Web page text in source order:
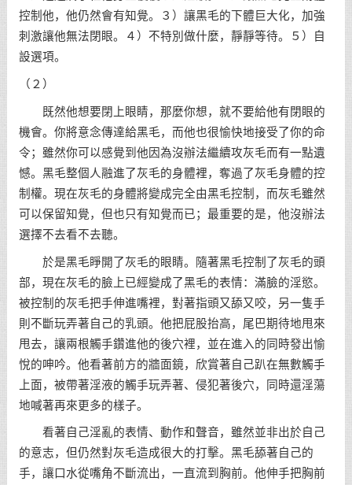
控制他，他仍然會有知覺。３）讓黑毛的下體巨大化，加強
刺激讓他無法閉眼。４）不特別做什麼，靜靜等待。５）自
設選項。
（２）
既然他想要閉上眼睛，那麼你想，就不要給他有閉眼的
機會。你將意念傳達給黑毛，而他也很愉快地接受了你的命
令；雖然你可以感覺到他因為沒辦法繼續攻灰毛而有一點遺
憾。黑毛整個人融進了灰毛的身體裡，奪過了灰毛身體的控
制權。現在灰毛的身體將變成完全由黑毛控制，而灰毛雖然
可以保留知覺，但也只有知覺而已；最重要的是，他沒辦法
選擇不去看不去聽。
於是黑毛睜開了灰毛的眼睛。隨著黑毛控制了灰毛的頭
部，現在灰毛的臉上已經變成了黑毛的表情：滿臉的淫慾。
被控制的灰毛把手伸進嘴裡，對著指頭又舔又咬，另一隻手
則不斷玩弄著自己的乳頭。他把屁股抬高，尾巴期待地甩來
甩去，讓兩根觸手鑽進他的後穴裡，並在進入的同時發出愉
悅的呻吟。他看著前方的牆面鏡，欣賞著自己趴在無數觸手
上面，被帶著淫液的觸手玩弄著、侵犯著後穴，同時還淫蕩
地喊著再來更多的樣子。
看著自己淫亂的表情、動作和聲音，雖然並非出於自己
的意志，但仍然對灰毛造成很大的打擊。黑毛舔著自己的
手，讓口水從嘴角不斷流出，一直流到胸前。他伸手把胸前